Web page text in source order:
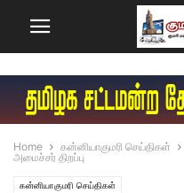
Home கன்னியாகுமரி செய்திகள்
அமைச்சர் திறப்பு
கன்னியாகுமரி செய்திகள்